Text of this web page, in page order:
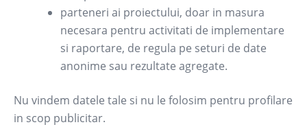
parteneri ai proiectului, doar in masura
necesara pentru activitati de implementare
si raportare, de regula pe seturi de date
anonime sau rezultate agregate.
Nu vindem datele tale si nu le folosim pentru profilare
in scop publicitar.